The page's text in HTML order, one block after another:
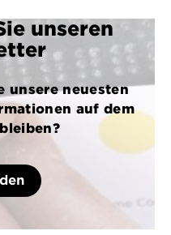
unseren
unsere neuesten
auf dem